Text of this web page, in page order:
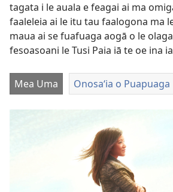
tagata i le auala e feagai ai ma
faaleleia ai le itu tau faalogona ma
maua ai se fuafuaga aogā o le
fesoasoani le Tusi Paia iā te oe ina
Mea Uma Onosaʻia o Puapuaga